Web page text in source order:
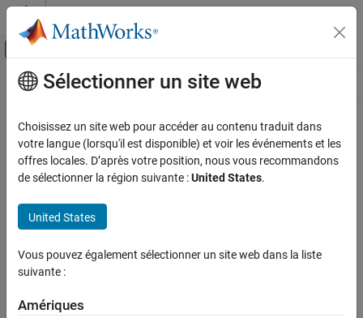
Passer au contenu
Activer/désactiver l'affichage du menu
Ressource
Contenu principal
Sélectionner un site web
Choisissez un site web pour accéder au contenu traduit dans
votre langue (lorsqu'il est disponible) et voir les événements et les
offres locales. D’après votre position, nous vous recommandons
de sélectionner la région suivante :United States.
United States
Vous pouvez également sélectionner un site web dans la liste
suivante :
Amériques